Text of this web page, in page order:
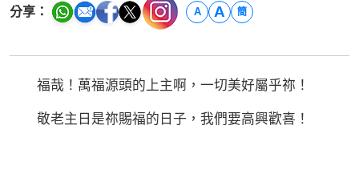
分享： A A 簡
福哉！萬福源頭的上主啊，一切美好屬乎祢！
敬老主日是祢賜福的日子，我們要高興歡喜！